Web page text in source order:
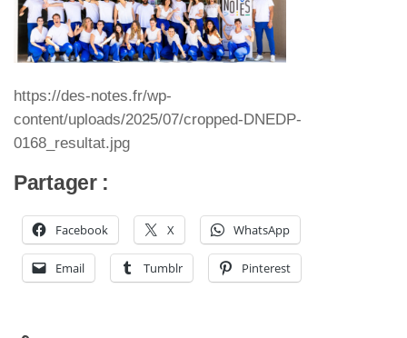
https://des-notes.fr/wp-
content/uploads/2025/07/cropped-DNEDP-
0168_resultat.jpg
Partager :
Facebook X WhatsApp
Email Tumblr Pinterest